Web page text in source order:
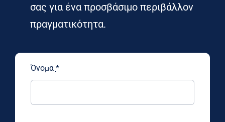
σας για ένα προσβάσιμο περιβάλλον
πραγματικότητα.
Όνομα *